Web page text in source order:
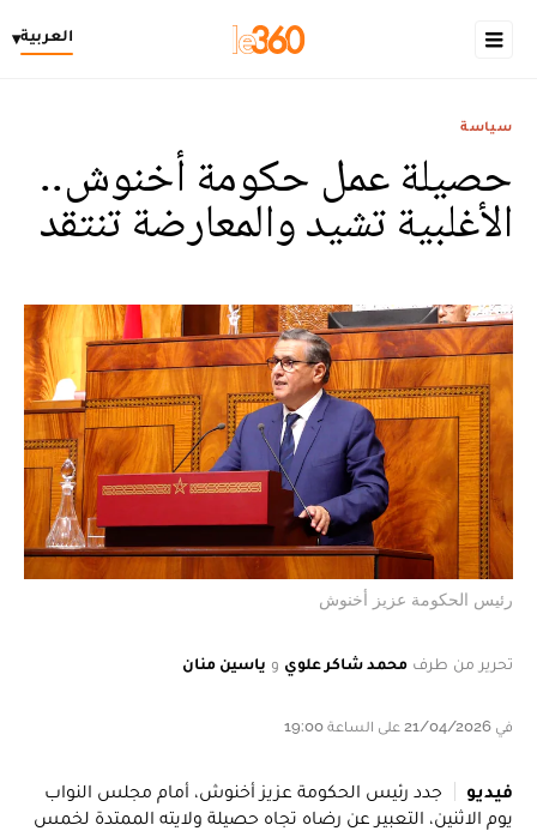
العربية▾
سياسة
حصيلة عمل حكومة أخنوش..
الأغلبية تشيد والمعارضة تنتقد
رئيس الحكومة عزيز أخنوش
تحرير من طرف محمد شاكر علوي و ياسين منان
في 21/04/2026 على الساعة 19:00
فيديو
جدد رئيس الحكومة عزيز أخنوش، أمام مجلس النواب
يوم الاثنين، التعبير عن رضاه تجاه حصيلة ولايته الممتدة لخمس